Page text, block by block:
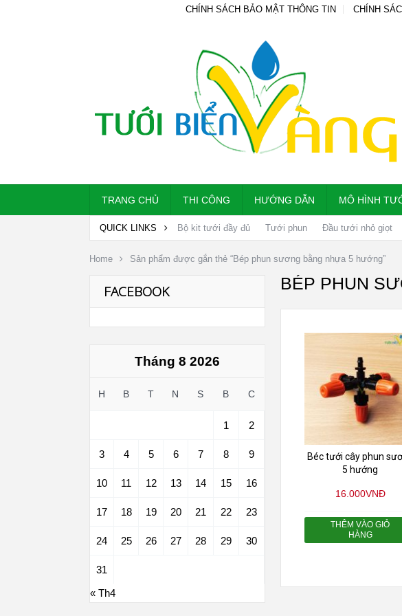
CHÍNH SÁCH BẢO MẬT THÔNG TIN CHÍNH
TRANG CHỦ THI CÔNG HƯỚNG DẪN MÔ HÌNH
QUICK LINKS Bộ kit tưới đầy đủ Tưới phun Đầu tưới nhỏ giọt
Home Sản phẩm được gắn thẻ “Bép phun sương bằng nhựa 5 hướng”
BÉP PHUN
Béc tưới cây phun
5 hướng
16.000VNĐ
THÊM VÀO GIỎ
HÀNG
FACEBOOK
Tháng 8 2026
H B T N S B C
1 2
3 4 5 6 7 8 9
10 11 12 13 14 15 16
17 18 19 20 21 22 23
24 25 26 27 28 29 30
31
« Th4